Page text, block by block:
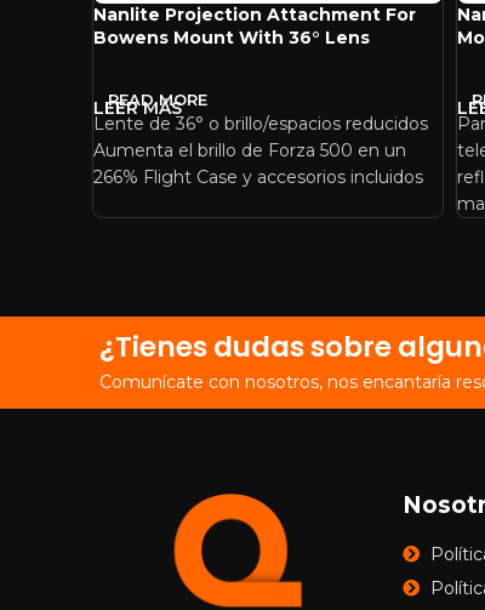
Nanlite Projection Attachment For
Bowens Mount With 36° Lens
READ MORE
Lente de 36° o brillo/espacios reducidos
Aumenta el brillo de Forza 500 en un
266% Flight Case y accesorios incluidos
¿Tienes dudas sobre
Comunícate con nosotros, nos encantaría